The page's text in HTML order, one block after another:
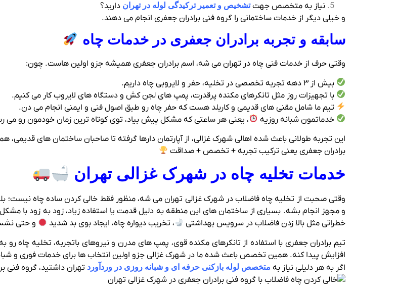
نیاز به متخصص جهتتشخیص و تعمیر ترکیدگی لوله در تهران دارید؟
و خیلی دیگر از خدمات ساختمانی را گروه فنی برادران جعفری انجام می دهند.
سابقه و تجربه برادران جعفری در خدمات چاه
وقتی حرف از خدمات فنی چاه در تهران می‌ شه، اسم برادران جعفری همیشه جزو اولین‌ هاست. چون:
بیش از ۳ دهه تجربه تخصصی در تخلیه، حفر و لایروبی چاه داریم.
با تجهیزات روز مثل تانکرهای مکنده پرقدرت، پمپ‌ های لجن‌ کش و دستگاه‌ های لایروب کار می‌ کنیم.
تیم ما شامل مقنی‌ های قدیمی و کاربلد هست که حفر چاه رو طبق اصول فنی و ایمنی انجام می‌ دن.
خدماتمون شبانه‌ روزیه
، یعنی هر ساعتی که مشکل پیش بیاد، توی کوتاه‌ ترین زمان خودمون رو می‌
این تجربه طولانی باعث شده اهالی شهرک غزالی، از آپارتمان‌ دارها گرفته تا صاحبان ساختمان‌ های قدیمی،
برادران جعفری یعنی ترکیب تجربه + تخصص + صداقت
خدمات تخلیه چاه در شهرک غزالی تهران
وقتی صحبت از تخلیه چاه فاضلاب در شهرک غزالی تهران می‌ شه، منظور فقط خالی کردن ساده چاه نیست؛
و مجهز انجام بشه. بسیاری از ساختمان‌ های این منطقه به دلیل قدمت یا استفاده زیاد، زود به زود با
خطراتی مثل بالا زدن فاضلاب در سرویس بهداشتی
، تخریب دیواره چاه، ایجاد بوی بد شدید و حتی
تیم برادران جعفری با استفاده از تانکرهای مکنده قوی، پمپ‌ های مدرن و نیروهای باتجربه، تخلیه چاه
افزایش پیدا کنه. همین تخصص باعث شده ما در شهرک غزالی جزو اولین انتخاب‌ ها برای خدمات فوری و
اگر به هر دلیلی نیاز به متخصص لوله بازکنی حرفه ای و شبانه روزی در وردآورد تهران داشتید، گروه